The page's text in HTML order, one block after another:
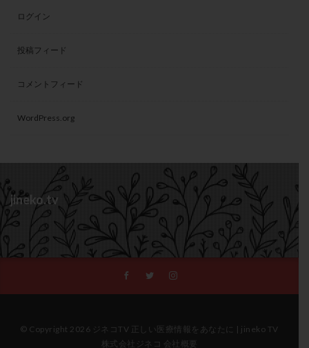
ログイン
投稿フィード
コメントフィード
WordPress.org
jineko.tv
© Copyright 2026 ジネコTV 正しい医療情報をあなたに | jineko TV
株式会社ジネコ 会社概要